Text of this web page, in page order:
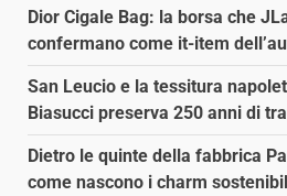
Dior Cigale Bag: la borsa che
confermano come it-item
San Leucio e la tessitura
Biasucci preserva 250 anni di
Dietro le quinte della fabbrica
come nascono i charm